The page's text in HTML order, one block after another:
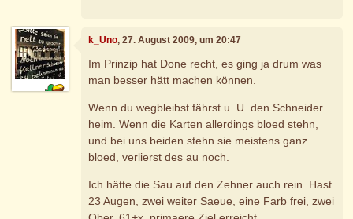
k_Uno, 27. August 2009, um 20:47
Im Prinzip hat Done recht, es ging ja drum was
man besser hätt machen können.
Wenn du wegbleibst fährst u. U. den Schneider
heim. Wenn die Karten allerdings bloed stehn,
und bei uns beiden stehn sie meistens ganz
bloed, verlierst des au noch.
Ich hätte die Sau auf den Zehner auch rein. Hast
23 Augen, zwei weiter Saeue, eine Farb frei, zwei